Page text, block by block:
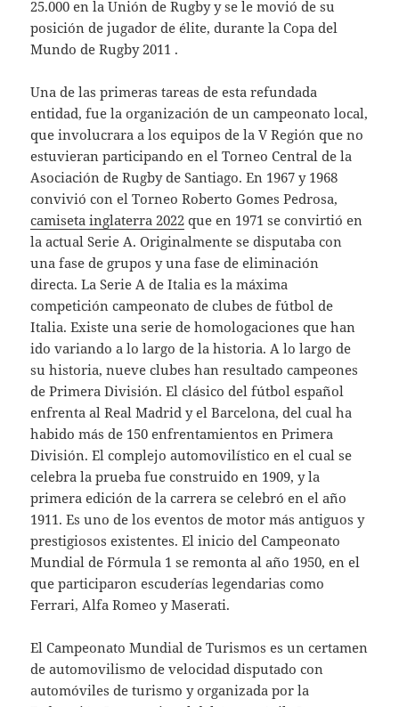
25.000 en la Unión de Rugby y se le movió de su
posición de jugador de élite, durante la Copa del
Mundo de Rugby 2011 .
Una de las primeras tareas de esta refundada
entidad, fue la organización de un campeonato local,
que involucrara a los equipos de la V Región que no
estuvieran participando en el Torneo Central de la
Asociación de Rugby de Santiago. En 1967 y 1968
convivió con el Torneo Roberto Gomes Pedrosa,
camiseta inglaterra 2022 que en 1971 se convirtió en
la actual Serie A. Originalmente se disputaba con
una fase de grupos y una fase de eliminación
directa. La Serie A de Italia es la máxima
competición campeonato de clubes de fútbol de
Italia. Existe una serie de homologaciones que han
ido variando a lo largo de la historia. A lo largo de
su historia, nueve clubes han resultado campeones
de Primera División. El clásico del fútbol español
enfrenta al Real Madrid y el Barcelona, del cual ha
habido más de 150 enfrentamientos en Primera
División. El complejo automovilístico en el cual se
celebra la prueba fue construido en 1909, y la
primera edición de la carrera se celebró en el año
1911. Es uno de los eventos de motor más antiguos y
prestigiosos existentes. El inicio del Campeonato
Mundial de Fórmula 1 se remonta al año 1950, en el
que participaron escuderías legendarias como
Ferrari, Alfa Romeo y Maserati.
El Campeonato Mundial de Turismos es un certamen
de automovilismo de velocidad disputado con
automóviles de turismo y organizada por la